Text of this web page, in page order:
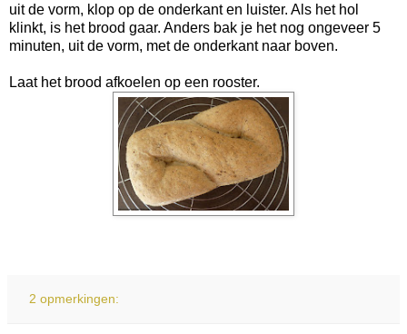
uit de vorm, klop op de onderkant en luister. Als het hol
klinkt, is het brood gaar. Anders bak je het nog ongeveer 5
minuten, uit de vorm, met de onderkant naar boven.
Laat het brood afkoelen op een rooster.
2 opmerkingen: